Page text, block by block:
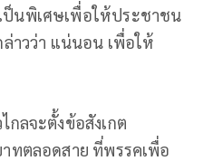
ป็นพิเศษเพื่อให้ประชาชน
าวว่า แน่นอน เพื่อให้
กลจะตั้งข้อสังเกต
ทตลอดสาย ที่พรรคเพื่อ